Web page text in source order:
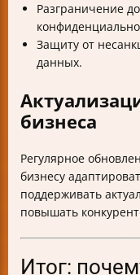
Разграничение
Защиту от
данных.
бизнеса
Регулярное
бизнесу
поддерживать
повышать
Итог: